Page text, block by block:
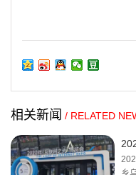
相关新闻 / RELATED